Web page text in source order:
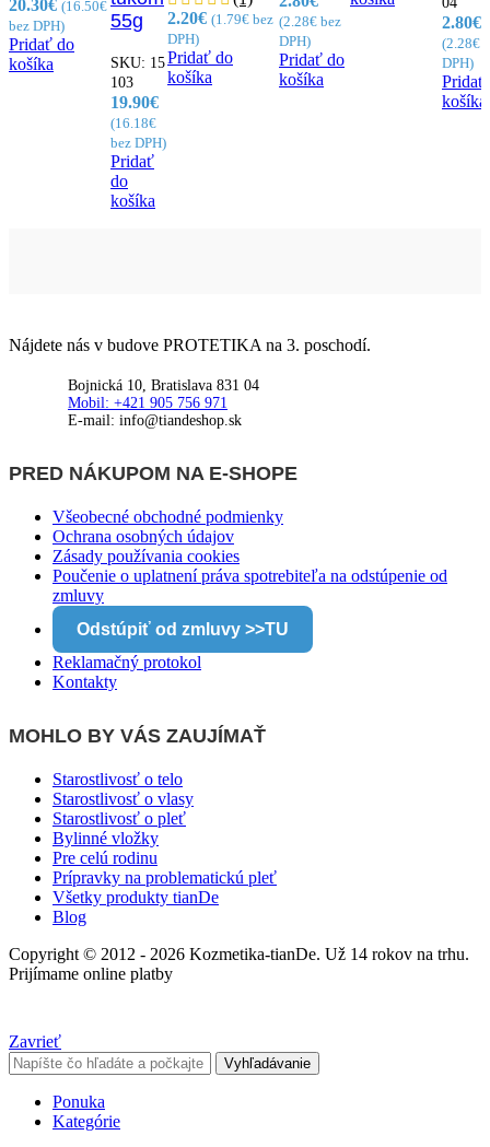
20.30€ (16.50€
bez DPH)
Pridať do
košíka
55g
SKU: 15
103
19.90€
(16.18€
bez DPH)
Pridať
do
košíka
2.20€ (1.79€ bez
DPH)
Pridať do
košíka
(2.28€ bez
DPH)
Pridať do
košíka
2.80€
(2.28€
DPH)
Pridať
košíka
Nájdete nás v budove PROTETIKA na 3. poschodí.
Bojnická 10, Bratislava 831 04
Mobil: +421 905 756 971
E-mail: info@tiandeshop.sk
PRED NÁKUPOM NA E-SHOPE
Všeobecné obchodné podmienky
Ochrana osobných údajov
Zásady používania cookies
Poučenie o uplatnení práva spotrebiteľa na odstúpenie od
zmluvy
Odstúpiť od zmluvy >>TU
Reklamačný protokol
Kontakty
MOHLO BY VÁS ZAUJÍMAŤ
Starostlivosť o telo
Starostlivosť o vlasy
Starostlivosť o pleť
Bylinné vložky
Pre celú rodinu
Prípravky na problematickú pleť
Všetky produkty tianDe
Blog
Copyright © 2012 - 2026 Kozmetika-tianDe. Už 14 rokov na trhu.
Prijímame online platby
Zavrieť
Vyhľadávanie
Ponuka
Kategórie